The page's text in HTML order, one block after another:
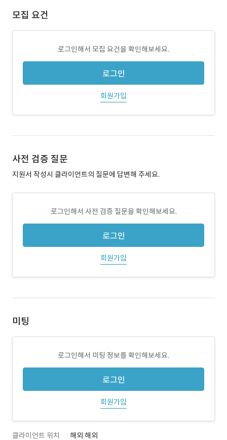
모집 요건
로그인해서 모집 요건을 확인해보세요.
로그인
회원가입
사전 검증 질문
지원서 작성시 클라이언트의 질문에 답변해 주세요.
로그인해서 사전 검증 질문을 확인해보세요.
로그인
회원가입
미팅
로그인해서 미팅 정보를 확인해보세요.
로그인
회원가입
클라이언트 위치 해외 해외